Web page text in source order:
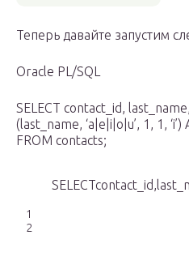
Теперь давайте запустим
Oracle PL/SQL
SELECT contact_id,
(last_name, ‘a|e|i|o|u’, 1, 1,
FROM contacts;
1
2